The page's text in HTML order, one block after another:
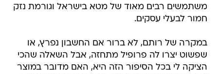
משתמשים רבים מאוד של מטא בישראל וגורמת נזק
חמור לבעלי עסקים.
במקרה של רותם, לא ברור אם החשבון נפרץ, או
שפשוט יצרו לה פרופיל מתחזה, אבל השאלה שהכי
הציקה לי בכל הסיפור הזה היא, האם מדובר במוצר